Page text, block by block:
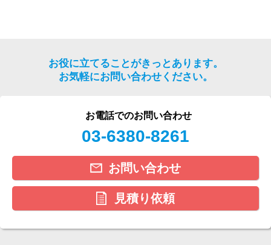
お役に立てることがきっとあります。
お気軽にお問い合わせください。
お電話でのお問い合わせ
03-6380-8261
お問い合わせ
見積り依頼